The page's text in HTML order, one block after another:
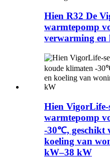
Hien R32 De
warmtepomp
verwarming en
Hien VigorLife-
warmtepomp
-30℃, geschikt
koeling van
kW–38 kW